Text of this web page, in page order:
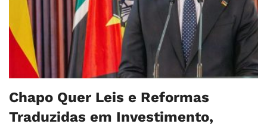
Chapo Quer Leis e Reformas
Traduzidas em Investimento,